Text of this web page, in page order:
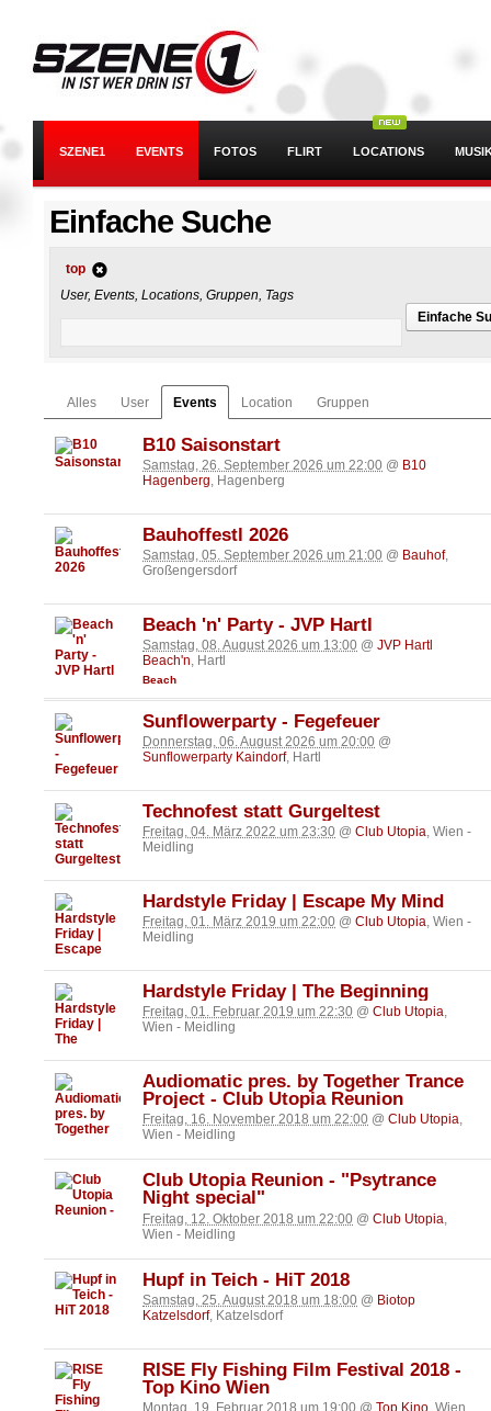
SZENE1 EVENTS FOTOS FLIRT LOCATIONS
Einfache Suche
top
User, Events, Locations, Gruppen, Tags
Einfache
Alles User Events Location Gruppen
B10 Saisonstart
Samstag, 26. September 2026 um 22:00 @ B10
Hagenberg, Hagenberg
Bauhoffestl 2026
Samstag, 05. September 2026 um 21:00 @ Bauhof,
Großengersdorf
Beach 'n' Party - JVP Hartl
Samstag, 08. August 2026 um 13:00 @ JVP Hartl
Beach'n, Hartl
Beach
Sunflowerparty - Fegefeuer
Donnerstag, 06. August 2026 um 20:00 @
Sunflowerparty Kaindorf, Hartl
Technofest statt Gurgeltest
Freitag, 04. März 2022 um 23:30 @ Club Utopia, Wien -
Meidling
Hardstyle Friday | Escape My Mind
Freitag, 01. März 2019 um 22:00 @ Club Utopia, Wien -
Meidling
Hardstyle Friday | The Beginning
Freitag, 01. Februar 2019 um 22:30 @ Club Utopia,
Wien - Meidling
Audiomatic pres. by Together Trance
Project - Club Utopia Reunion
Freitag, 16. November 2018 um 22:00 @ Club Utopia,
Wien - Meidling
Club Utopia Reunion - "Psytrance
Night special"
Freitag, 12. Oktober 2018 um 22:00 @ Club Utopia
Wien - Meidling
Hupf in Teich - HiT 2018
Samstag, 25. August 2018 um 18:00 @ Biotop
Katzelsdorf, Katzelsdorf
RISE Fly Fishing Film Festival 2018 -
Top Kino Wien
Montag, 19. Februar 2018 um 19:00 @ Top Kino, Wien